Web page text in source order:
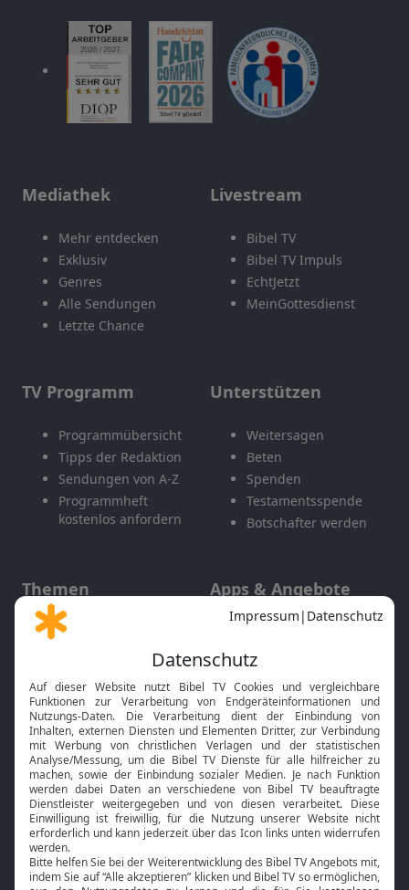
Mediathek
Mehr entdecken
Exklusiv
Genres
Alle Sendungen
Letzte Chance
Livestream
Bibel TV
Bibel TV Impuls
EchtJetzt
MeinGottesdienst
TV Programm
Programmübersicht
Tipps der Redaktion
Sendungen von A-Z
Programmheft
kostenlos anfordern
Unterstützen
Weitersagen
Beten
Spenden
Testamentsspende
Botschafter werden
Themen
Gott und Bibel erklärt
Neuigkeiten
Apps & Angebote
Mobile App
Smart TV
HbbTV
Bibelthek Online-Bibel
Nächster Gottesdienst
Bibel TV
Über uns
Service
Kontakt